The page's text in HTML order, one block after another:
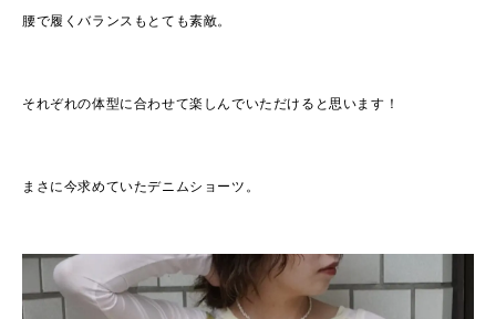
腰で履くバランスもとても素敵。
それぞれの体型に合わせて楽しんでいただけると思います！
まさに今求めていたデニムショーツ。